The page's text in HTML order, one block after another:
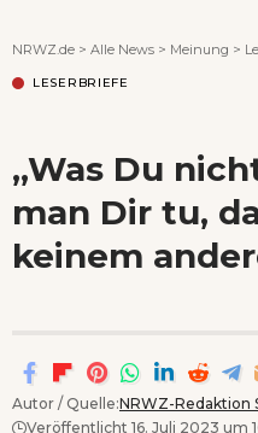
NRWZ.de > Alle News > Meinung >
LESERBRIEFE
„Was Du
man Dir tu,
keinem
Autor / Quelle:NRWZ-Redaktion
Veröffentlicht 16. Juli 2023 um